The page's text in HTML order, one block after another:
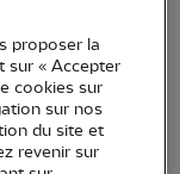
proposer la
sur « Accepter
cookies sur
sur nos
du site et
revenir sur